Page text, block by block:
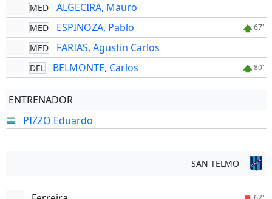
MED ALGECIRA, Mauro
MED ESPINOZA, Pablo 67'
MED FARIAS, Agustin Carlos
DEL BELMONTE, Carlos 80'
ENTRENADOR
PIZZO Eduardo
SAN TELMO